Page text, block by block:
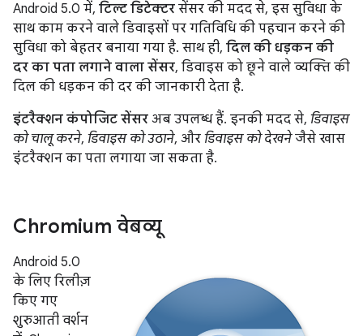
Android 5.0 में, टिल्ट डिटेक्टर सेंसर की मदद से, इस सुविधा के
साथ काम करने वाले डिवाइसों पर गतिविधि की पहचान करने की
सुविधा को बेहतर बनाया गया है. साथ ही, दिल की धड़कन की
दर का पता लगाने वाला सेंसर, डिवाइस को छूने वाले व्यक्ति की
दिल की धड़कन की दर की जानकारी देता है.
इंटरैक्शन कंपोजिट सेंसर अब उपलब्ध हैं. इनकी मदद से, डिवाइस
को चालू करने, डिवाइस को उठाने, और डिवाइस को देखनेजैसे खास
इंटरैक्शन का पता लगाया जा सकता है.
Chromium वेबव्यू
Android 5.0
के लिए रिलीज़
किए गए
शुरुआती वर्शन